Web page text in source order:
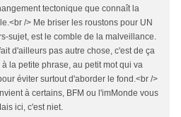
tectonique que connaît la
/> Me briser les roustons pour UN
sujet, est le comble de la malveillance.
d'ailleurs pas autre chose, c'est de ça
la petite phrase, au petit mot qui va
éviter surtout d'aborder le fond.<br />
à certains, BFM ou l'imMonde vous
ici, c'est niet.